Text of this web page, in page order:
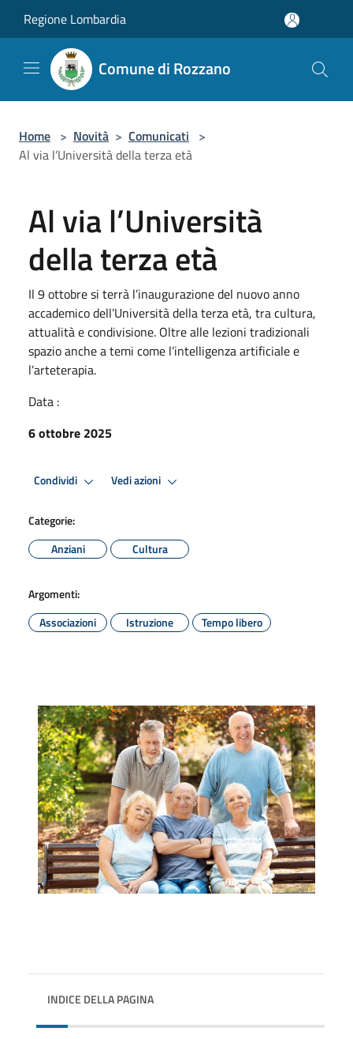
Regione Lombardia
Comune di Rozzano
Home > Novità > Comunicati >
Al via l’Università della terza età
Al via l’Università
della terza età
Il 9 ottobre si terrà l’inaugurazione del nuovo anno
accademico dell’Università della terza età, tra cultura,
attualità e condivisione. Oltre alle lezioni tradizionali
spazio anche a temi come l’intelligenza artificiale e
l’arteterapia.
Data :
6 ottobre 2025
Condividi Vedi azioni
Categorie:
Anziani
Cultura
Argomenti:
Associazioni
Istruzione Tempo libero
INDICE DELLA PAGINA